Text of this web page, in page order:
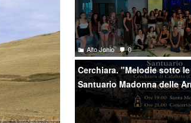
Alto Jonio 0
Cerchiara. "Melodie sotto
Santuario Madonna delle